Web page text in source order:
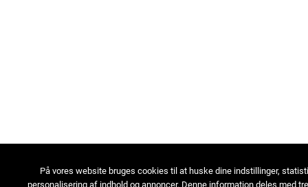
På vores website bruges cookies til at huske dine indstillinger,
personalisering af indhold og annoncer. Denne information deles med